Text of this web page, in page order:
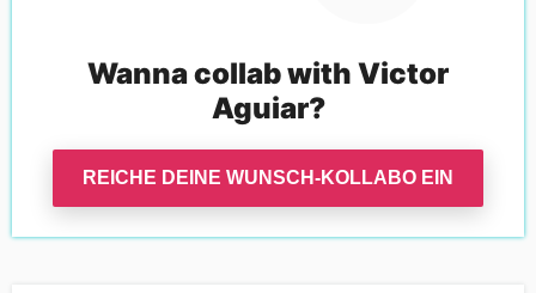
Wanna collab with Victor
Aguiar?
REICHE DEINE WUNSCH-KOLLABO EIN